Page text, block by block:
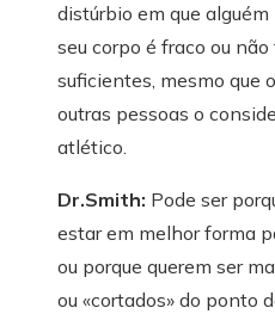
distúrbio em que alguém
seu corpo é fraco ou
suficientes, mesmo que
outras pessoas o
atlético.
Dr.Smith: Pode ser
estar em melhor forma
ou porque querem ser
ou «cortados» do ponto